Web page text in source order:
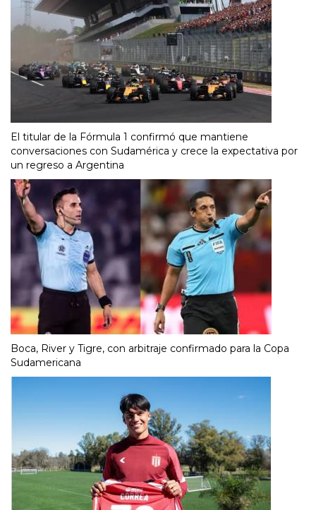
El titular de la Fórmula 1 confirmó que mantiene
conversaciones con Sudamérica y crece la expectativa por
un regreso a Argentina
Boca, River y Tigre, con arbitraje confirmado para la Copa
Sudamericana